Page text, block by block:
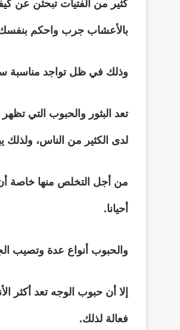
كثير من الفتيات تبحثن عن
بالأعشاب جرب واحكم
وذلك في ظل تواجد مناسبة
تعد البثور والحبوب التي
لدى الكثير من الناس، ولذلك
من أجل التخلص منها خاصة أن
أحيانا.
والحبوب أنواع عدة وتصيب
إلا أن حبوب الوجه تعد أكثر
فعالة لذلك.